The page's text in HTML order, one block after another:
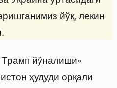
йўқ, лекин
йўналиши»
ҳудуди орқали